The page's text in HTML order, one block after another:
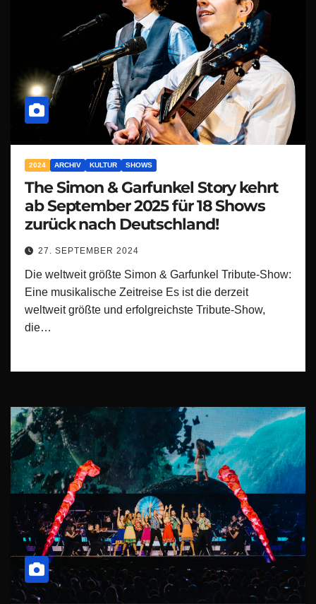
2024 ARCHIV KULTUR SHOWS
The Simon & Garfunkel Story kehrt
ab September 2025 für 18 Shows
zurück nach Deutschland!
27. SEPTEMBER 2024
Die weltweit größte Simon & Garfunkel Tribute-Show:
Eine musikalische Zeitreise Es ist die derzeit
weltweit größte und erfolgreichste Tribute-Show,
die…